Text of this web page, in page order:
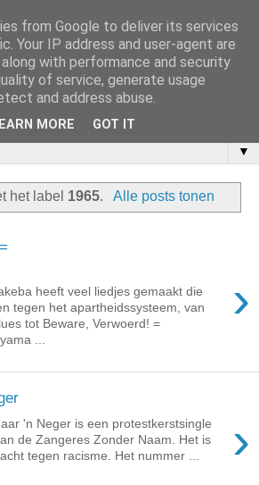
▼
het label 1965. Alle posts tonen
›
heeft veel liedjes gemaakt die
tegen het apartheidssysteem, van
tot Beware, Verwoerd! =
...
›
'n Neger is een protestkerstsingle
de Zangeres Zonder Naam. Het is
tegen racisme. Het nummer ...
from Google to deliver its services
Your IP address and user-agent are
with performance and security
of service, generate usage
and address abuse.
MORE GOT IT